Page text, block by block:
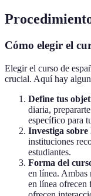
Cómo elegir el
Elegir el curso de
crucial. Aquí hay
Define tus
diaria,
específico para
Investiga sobre
instituciones
estudiantes.
Forma del
en línea. Ambas
en línea ofrecen